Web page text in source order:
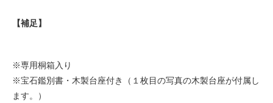
【補足】
※専用桐箱入り
※宝石鑑別書・木製台座付き（１枚目の写真の木製台座が付属し
ます。）